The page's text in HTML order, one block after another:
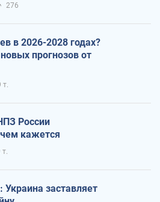
276
в 2026-2028 годах?
прогнозов от
т.
России
кажется
Украина заставляет